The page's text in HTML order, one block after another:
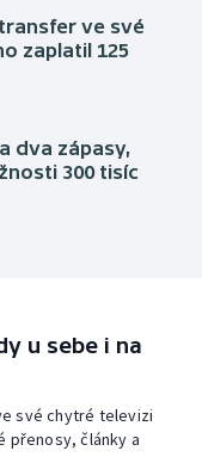
ve své
zaplatil 125
dva zápasy,
300 tisíc
u sebe i na
své chytré televizi
přenosy, články a